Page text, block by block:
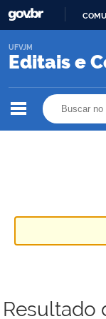
Editais e
UFVJM
Resultado